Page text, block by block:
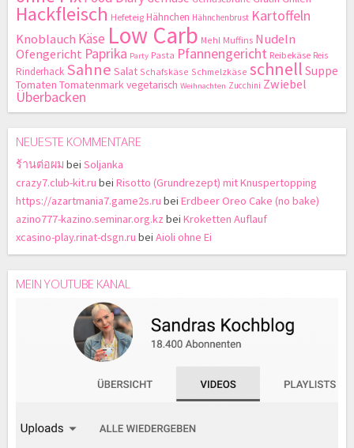
Hackfleisch Hefeteig Hähnchen Hähnchenbrust Kartoffeln
Knoblauch Käse Low Carb Mehl Muffins Nudeln
Ofengericht Paprika Party Pasta Pfannengericht Reibekäse Reis
Rinderhack Sahne Salat Schafskäse Schmelzkäse schnell Suppe
Tomaten Tomatenmarkvegetarisch Weihnachten Zucchini Zwiebel
Überbacken
NEUESTE KOMMENTARE
ร้านต่อผม bei Soljanka
crazy7.club-kit.ru bei Risotto (Grundrezept) mit Knuspertopping
https://azartmania7.game2s.ru bei Erdbeer Oreo Cake (no bake)
azino777-kazino.seminar.org.kz bei Kroketten Auflauf
xcasino-play.rinat-dsgn.ru bei Aioli ohne Ei
MEIN YOUTUBE KANAL